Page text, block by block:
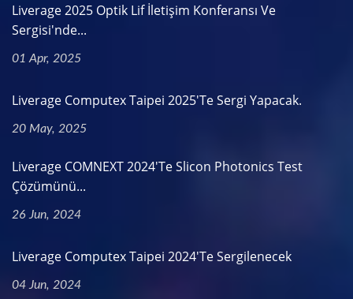
Liverage 2025 Optik Lif İletişim Konferansı Ve
Sergisi'nde...
01 Apr, 2025
Liverage Computex Taipei 2025'te Sergi Yapacak.
20 May, 2025
Liverage COMNEXT 2024'te Slicon Photonics Test
Çözümünü...
26 Jun, 2024
Liverage Computex Taipei 2024'te Sergilenecek
04 Jun, 2024